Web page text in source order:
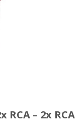
– 2x RCA